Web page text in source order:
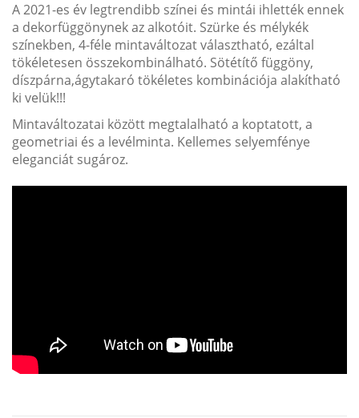
A 2021-es év legtrendibb színei és mintái ihlették ennek
a dekorfüggönynek az alkotóit. Szürke és mélykék
színekben, 4-féle mintaváltozat választható, ezáltal
tökéletesen összekombinálható. Sötétítő függöny,
díszpárna,ágytakaró tökéletes kombinációja alakítható
ki velük!!!
Mintaváltozatai között megtalalható a koptatott, a
geometriai és a levélminta. Kellemes selyemfénye
eleganciát sugároz.